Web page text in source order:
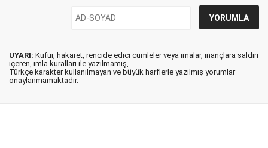
UYARI: Küfür, hakaret, rencide edici cümleler veya imalar, inançlara saldırı
içeren, imla kuralları ile yazılmamış,
Türkçe karakter kullanılmayan ve büyük harflerle yazılmış yorumlar
onaylanmamaktadır.